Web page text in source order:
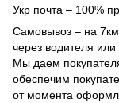
Укр почта – 100%
Самовывоз – на
через водителя
Мы даем
обеспечим
от момента